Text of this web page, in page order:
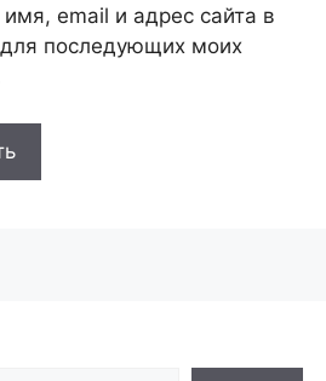
email и адрес сайта в
последующих моих